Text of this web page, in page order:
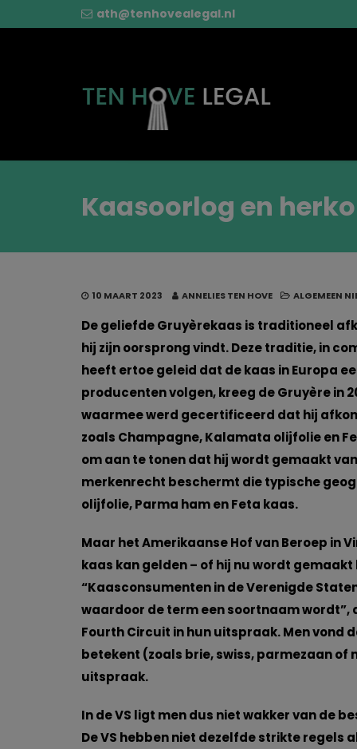
ath@tenhovealegal.nl
Kaasoorlog en
10 MAART 2023 ANNELIES TEN HOVE ALGEMEEN
De geliefde Gruyèrekaas is traditioneel
hij zijn oorsprong vindt. Deze traditie, in
heeft ertoe geleid dat de kaas in Europa
producenten volgen, kreeg de Gruyère in
waarmee werd gecertificeerd dat hij
zoals Champagne, Kalamata olijfolie en
om aan te tonen dat hij wordt gemaakt
merkenrecht beschermt die typische
olijfolie, Parma ham en Feta kaas.
Maar het Amerikaanse Hof van Beroep in
kaas kan gelden – of hij nu wordt gemaakt
“Kaasconsumenten in de Verenigde
waardoor de term een soortnaam wordt”,
Fourth Circuit in hun uitspraak. Men vond
betekent (zoals brie, swiss, parmezaan
uitspraak.
In de VS ligt men dus niet wakker van de
De VS hebben niet dezelfde strikte regels